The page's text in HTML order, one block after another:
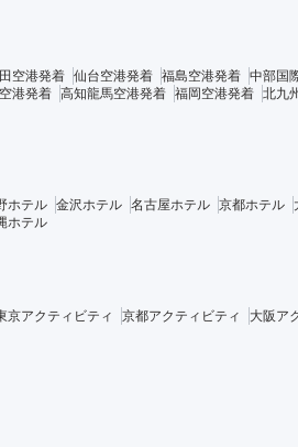
空港発着 仙台空港発着 福島空港発着 中部国
港発着 高知龍馬空港発着 福岡空港発着 北九
ホテル 金沢ホテル 名古屋ホテル 京都ホテル
ホテル
京アクティビティ 京都アクティビティ 大阪ア